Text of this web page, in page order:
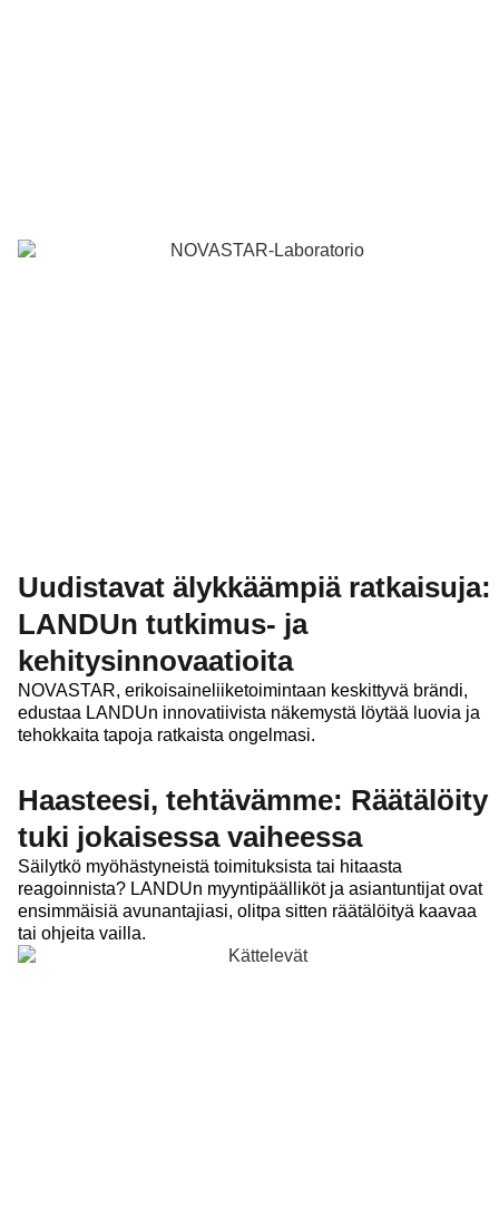
Uudistavat älykkäämpiä ratkaisuja:
LANDUn tutkimus- ja
kehitysinnovaatioita
NOVASTAR, erikoisaineliiketoimintaan keskittyvä brändi,
edustaa LANDUn innovatiivista näkemystä löytää luovia ja
tehokkaita tapoja ratkaista ongelmasi.
Haasteesi, tehtävämme: Räätälöity
tuki jokaisessa vaiheessa
Säilytkö myöhästyneistä toimituksista tai hitaasta
reagoinnista? LANDUn myyntipäälliköt ja asiantuntijat ovat
ensimmäisiä avunantajiasi, olitpa sitten räätälöityä kaavaa
tai ohjeita vailla.